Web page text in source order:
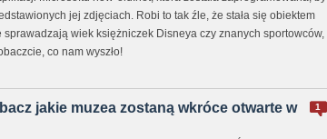
jej zdjęciach. Robi to tak źle, że stała się obiektem
wiek księżniczek Disneya czy znanych sportowców,
co nam wyszło!
1
jakie muzea zostaną wkróce otwarte w